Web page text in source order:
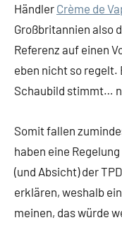
Händler Crème de
Großbritannien also
Referenz auf einen
eben nicht so regelt.
Schaubild stimmt…
Somit fallen
haben eine
(und Absicht) der
erklären, weshalb
meinen, das würde